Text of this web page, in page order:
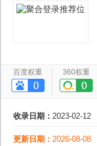
百度权重 360权重
收录日期： 2023-02-12
更新日期： 2026-08-08